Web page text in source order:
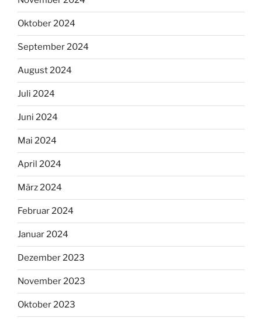
Oktober 2024
September 2024
August 2024
Juli 2024
Juni 2024
Mai 2024
April 2024
März 2024
Februar 2024
Januar 2024
Dezember 2023
November 2023
Oktober 2023